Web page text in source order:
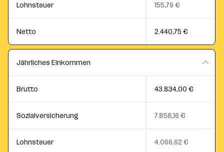
Lohnsteuer 155,79 €
Netto 2.440,75 €
Jährliches Einkommen
Brutto 43.834,00 €
Sozialversicherung 7.858,16 €
Lohnsteuer 4.066,62 €